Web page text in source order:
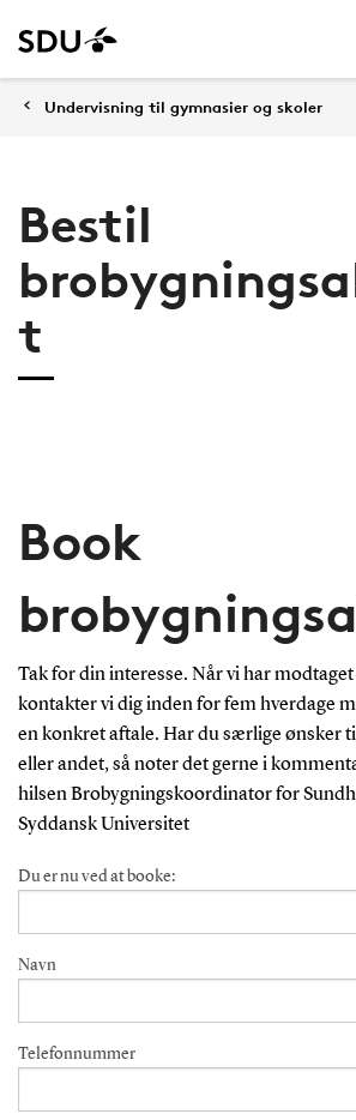
Undervisning til gymnasier og skoler
Bestil
t
Book
Tak for din interesse. Når vi har
kontakter vi dig inden for fem hverdage
en konkret aftale. Har du særlige ønsker
eller andet, så noter det gerne i
hilsen Brobygningskoordinator for
Syddansk Universitet
Du er nu ved at booke:
Navn
Telefonnummer